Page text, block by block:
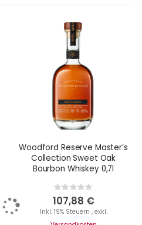
Woodford Reserve Master’s
Collection Sweet Oak
Bourbon Whiskey 0,7l
Rating:
0%
107,88 €
Inkl. 19% Steuern , exkl.